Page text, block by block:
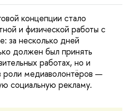
концепции стало
и физической работы с
за несколько дней
должен был принять
работах, но и
роли медиаволонтёров —
социальную рекламу.